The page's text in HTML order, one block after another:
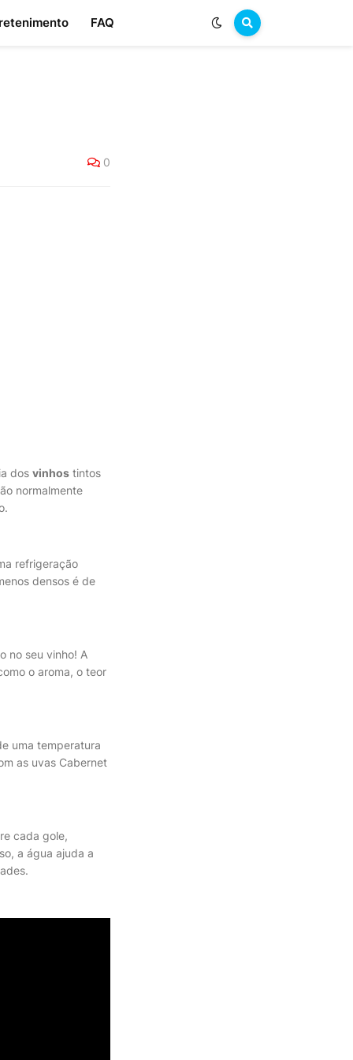
FAQ
0
dos vinhos tintos
normalmente
refrigeração
densos é de
no seu vinho! A
o aroma, o teor
uma temperatura
as uvas Cabernet
cada gole,
a água ajuda a